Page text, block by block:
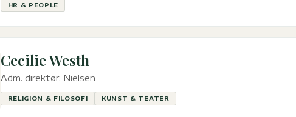
HR & PEOPLE
Cecilie Westh
Adm. direktør, Nielsen
RELIGION & FILOSOFI KUNST & TEATER